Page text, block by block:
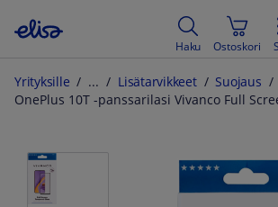
Haku Ostoskori
Yrityksille Lisätarvikkeet Suojaus
OnePlus 10T -panssarilasi Vivanco Full